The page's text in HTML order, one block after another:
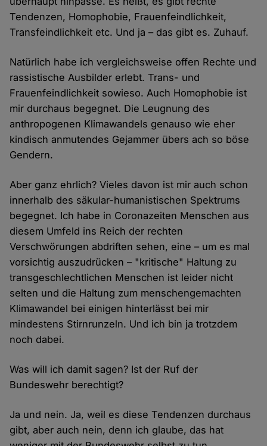
Tendenzen, Homophobie, Frauenfeindlichkeit,
Transfeindlichkeit etc. Und ja – das gibt es. Zuhauf.
Natürlich habe ich vergleichsweise offen Rechte und
rassistische Ausbilder erlebt. Trans- und
Frauenfeindlichkeit sowieso. Auch Homophobie ist
mir durchaus begegnet. Die Leugnung des
anthropogenen Klimawandels genauso wie eher
kindisch anmutendes Gejammer übers ach so böse
Gendern.
Aber ganz ehrlich? Vieles davon ist mir auch schon
innerhalb des säkular-humanistischen Spektrums
begegnet. Ich habe in Coronazeiten Menschen aus
diesem Umfeld ins Reich der rechten
Verschwörungen abdriften sehen, eine – um es mal
vorsichtig auszudrücken – "kritische" Haltung zu
transgeschlechtlichen Menschen ist leider nicht
selten und die Haltung zum menschengemachten
Klimawandel bei einigen hinterlässt bei mir
mindestens Stirnrunzeln. Und ich bin ja trotzdem
noch dabei.
Was will ich damit sagen? Ist der Ruf der
Bundeswehr berechtigt?
Ja und nein. Ja, weil es diese Tendenzen durchaus
gibt, aber auch nein, denn ich glaube, das hat